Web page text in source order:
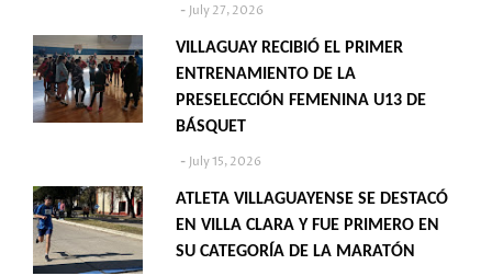
July 27, 2026
VILLAGUAY RECIBIÓ EL PRIMER
ENTRENAMIENTO DE LA
PRESELECCIÓN FEMENINA U13 DE
BÁSQUET
July 15, 2026
ATLETA VILLAGUAYENSE SE DESTACÓ
EN VILLA CLARA Y FUE PRIMERO EN
SU CATEGORÍA DE LA MARATÓN